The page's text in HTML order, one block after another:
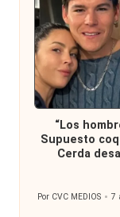
Publicada
en
“Los
Supuesto
Cerda
Publicado
Por CVC MEDIOS 7